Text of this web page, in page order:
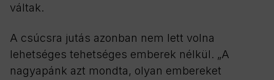
váltak.
A csúcsra jutás azonban nem lett volna
lehetséges tehetséges emberek nélkül. „A
nagyapánk azt mondta, olyan embereket